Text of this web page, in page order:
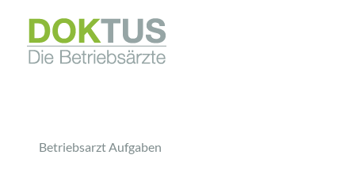
Betriebsarzt Aufgaben